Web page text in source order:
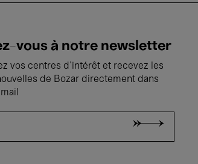
vous à notre newsletter
vos centres d'intérêt et recevez les
de Bozar directement dans